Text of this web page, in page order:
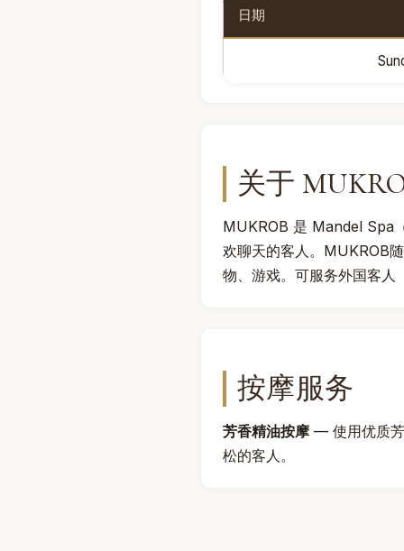
日期
关于
MUKROB 是 Mandel Spa
欢聊天的客人。MUKROB
物、游戏。可服务外国客人
按摩服务
芳香精油按摩 — 使用优质芳
松的客人。